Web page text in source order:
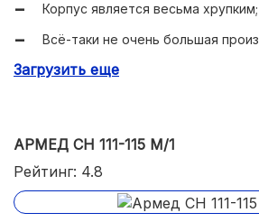
Корпус является весьма хрупким;
Всё-таки не очень большая
Нет таймера выключения работы.
Загрузить еще
АРМЕД СН 111-115 М/1
Рейтинг: 4.8